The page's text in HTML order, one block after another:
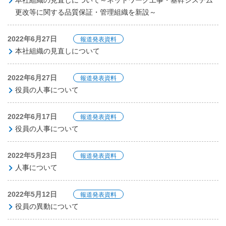
更改等に関する品質保証・管理組織を新設～
2022年6月27日 報道発表資料
本社組織の見直しについて
2022年6月27日 報道発表資料
役員の人事について
2022年6月17日 報道発表資料
役員の人事について
2022年5月23日 報道発表資料
人事について
2022年5月12日 報道発表資料
役員の異動について